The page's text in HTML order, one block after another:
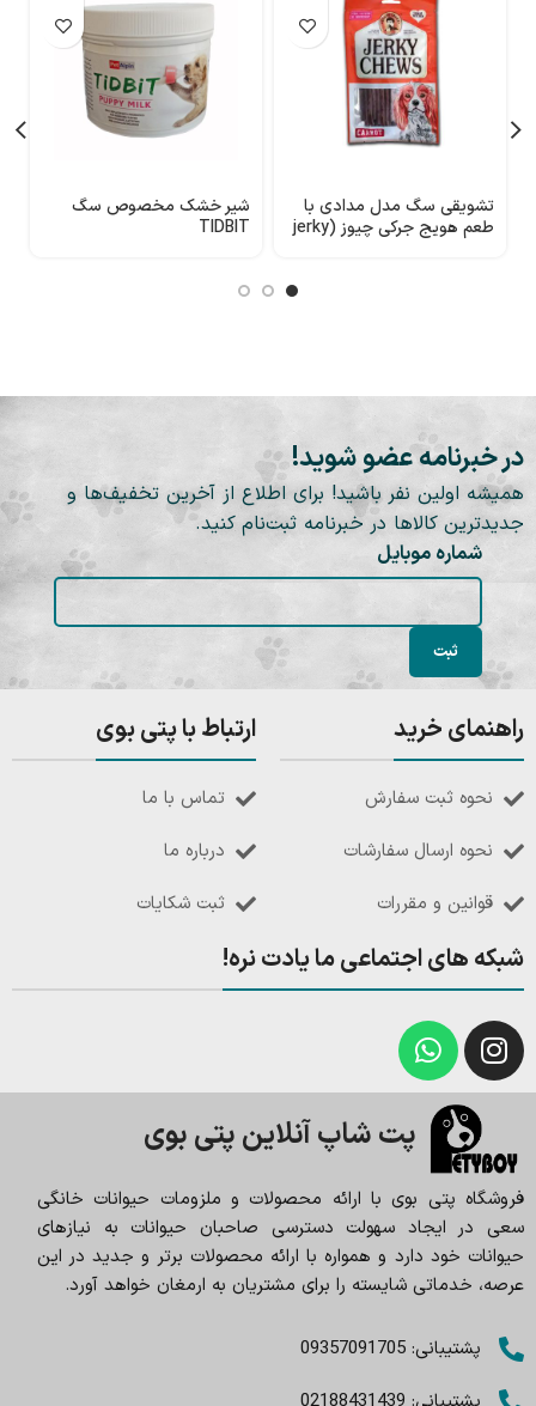
تشویقی سگ مدل مدادی با
طعم هویج جرکی چیوز (jerky
شیر خشک مخصوص سگ
TIDBIT
در خبرنامه عضو شوید!
همیشه اولین نفر باشید! برای اطلاع از آخرین تخفیف‌ها و
جدیدترین کالاها در خبرنامه ثبت‌نام کنید.
شماره موبایل
راهنمای خرید
نحوه ثبت سفارش
نحوه ارسال سفارشات
قوانین و مقررات
ارتباط با پتی بوی
تماس با ما
درباره ما
ثبت شکایات
شبکه های اجتماعی ما یادت نره!
پت شاپ آنلاین پتی بوی
فروشگاه پتی بوی با ارائه محصولات و ملزومات حیوانات خانگی
سعی در ایجاد سهولت دسترسی صاحبان حیوانات به نیازهای
حیوانات خود دارد و همواره با ارائه محصولات برتر و جدید در این
عرصه، خدماتی شایسته را برای مشتریان به ارمغان خواهد آورد.
پشتیبانی: 09357091705